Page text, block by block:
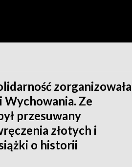
zorganizowała
Wychowania. Ze
przesuwany
złotych i
o historii